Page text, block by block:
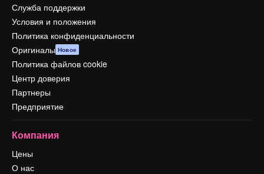
Служба поддержки
Условия и положения
Политика конфиденциальности
Оригиналы Новое
Политика файлов cookie
Центр доверия
Партнеры
Предприятие
Компания
Цены
О нас